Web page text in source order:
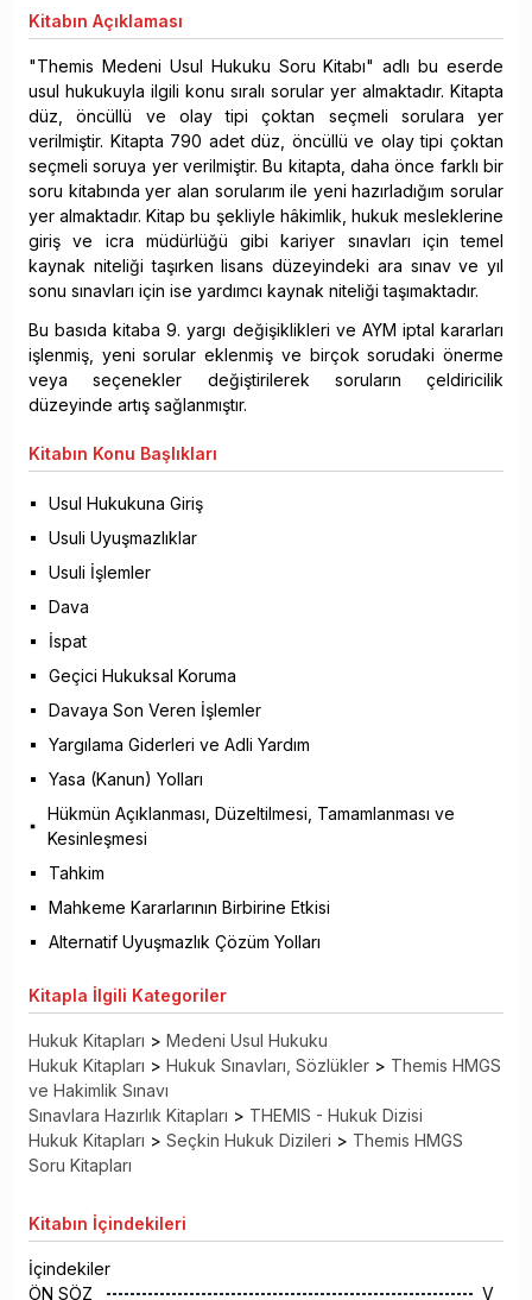
Kitabın Açıklaması
"Themis Medeni Usul Hukuku Soru Kitabı" adlı bu eserde
usul hukukuyla ilgili konu sıralı sorular yer almaktadır. Kitapta
düz, öncüllü ve olay tipi çoktan seçmeli sorulara yer
verilmiştir. Kitapta 790 adet düz, öncüllü ve olay tipi çoktan
seçmeli soruya yer verilmiştir. Bu kitapta, daha önce farklı bir
soru kitabında yer alan sorularım ile yeni hazırladığım sorular
yer almaktadır. Kitap bu şekliyle hâkimlik, hukuk mesleklerine
giriş ve icra müdürlüğü gibi kariyer sınavları için temel
kaynak niteliği taşırken lisans düzeyindeki ara sınav ve yıl
sonu sınavları için ise yardımcı kaynak niteliği taşımaktadır.
Bu basıda kitaba 9. yargı değişiklikleri ve AYM iptal kararları
işlenmiş, yeni sorular eklenmiş ve birçok sorudaki önerme
veya seçenekler değiştirilerek soruların çeldiricilik
düzeyinde artış sağlanmıştır.
Kitabın Konu Başlıkları
Usul Hukukuna Giriş
Usuli Uyuşmazlıklar
Usuli İşlemler
Dava
İspat
Geçici Hukuksal Koruma
Davaya Son Veren İşlemler
Yargılama Giderleri ve Adli Yardım
Yasa (Kanun) Yolları
Hükmün Açıklanması, Düzeltilmesi, Tamamlanması ve
Kesinleşmesi
Tahkim
Mahkeme Kararlarının Birbirine Etkisi
Alternatif Uyuşmazlık Çözüm Yolları
Kitapla İlgili Kategoriler
Hukuk Kitapları > Medeni Usul Hukuku
Hukuk Kitapları > Hukuk Sınavları, Sözlükler > Themis HMGS
ve Hakimlik Sınavı
Sınavlara Hazırlık Kitapları > THEMIS - Hukuk Dizisi
Hukuk Kitapları > Seçkin Hukuk Dizileri > Themis HMGS
Soru Kitapları
Kitabın İçindekileri
İçindekiler
ÖN SÖZ
V